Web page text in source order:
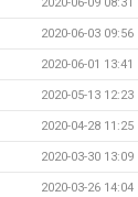
2020-06-09 08:31
2020-06-03 09:56
2020-06-01 13:41
2020-05-13 12:23
2020-04-28 11:25
2020-03-30 13:09
2020-03-26 14:04